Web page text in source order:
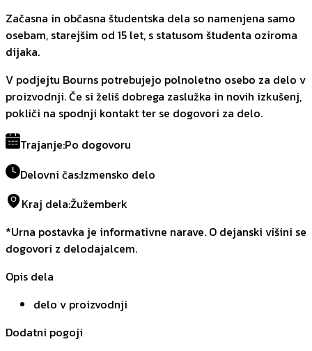
Začasna in občasna študentska dela so namenjena samo
osebam, starejšim od 15 let, s statusom študenta oziroma
dijaka.
V podjejtu Bourns potrebujejo polnoletno osebo za delo v
proizvodnji. Če si želiš dobrega zaslužka in novih izkušenj,
pokliči na spodnji kontakt ter se dogovori za delo.
Trajanje:Po dogovoru
Delovni čas:Izmensko delo
Kraj dela:Žužemberk
*Urna postavka je informativne narave. O dejanski višini se
dogovori z delodajalcem.
Opis dela
delo v proizvodnji
Dodatni pogoji